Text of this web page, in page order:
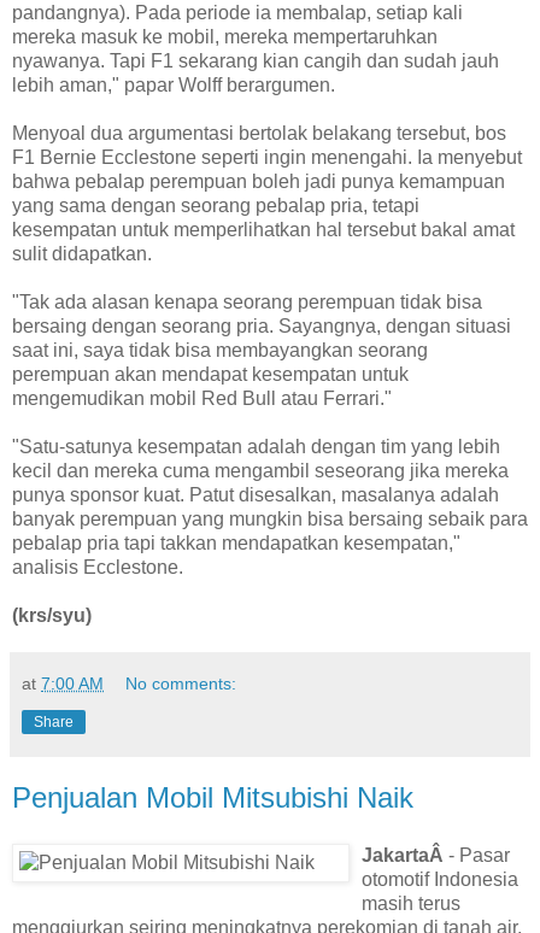
pandangnya). Pada periode ia membalap, setiap kali
mereka masuk ke mobil, mereka mempertaruhkan
nyawanya. Tapi F1 sekarang kian cangih dan sudah jauh
lebih aman," papar Wolff berargumen.
Menyoal dua argumentasi bertolak belakang tersebut, bos
F1 Bernie Ecclestone seperti ingin menengahi. Ia menyebut
bahwa pebalap perempuan boleh jadi punya kemampuan
yang sama dengan seorang pebalap pria, tetapi
kesempatan untuk memperlihatkan hal tersebut bakal amat
sulit didapatkan.
"Tak ada alasan kenapa seorang perempuan tidak bisa
bersaing dengan seorang pria. Sayangnya, dengan situasi
saat ini, saya tidak bisa membayangkan seorang
perempuan akan mendapat kesempatan untuk
mengemudikan mobil Red Bull atau Ferrari."
"Satu-satunya kesempatan adalah dengan tim yang lebih
kecil dan mereka cuma mengambil seseorang jika mereka
punya sponsor kuat. Patut disesalkan, masalanya adalah
banyak perempuan yang mungkin bisa bersaing sebaik para
pebalap pria tapi takkan mendapatkan kesempatan,"
analisis Ecclestone.
(krs/syu)
at 7:00 AM No comments:
Share
Penjualan Mobil Mitsubishi Naik
JakartaÂ - Pasar
otomotif Indonesia
masih terus
menggiurkan seiring meningkatnya perekomian di tanah air.